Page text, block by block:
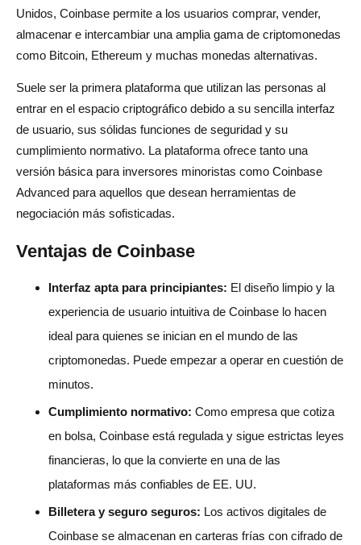
9. Accesibilidad geográfica
10. Opciones de retiro y depósito
Preguntas frecuentes sobre las alternativas de Coinbase
¿Cómo comprar criptomonedas sin Coinbase?
¿Cuál es la mejor alternativa a Coinbase?
¿Qué es más seguro que Coinbase?
Unidos, Coinbase permite a los usuarios comprar, vender,
almacenar e intercambiar una amplia gama de criptomonedas
como Bitcoin, Ethereum y muchas monedas alternativas.
Suele ser la primera plataforma que utilizan las personas al
entrar en el espacio criptográfico debido a su sencilla interfaz
de usuario, sus sólidas funciones de seguridad y su
cumplimiento normativo. La plataforma ofrece tanto una
versión básica para inversores minoristas como Coinbase
Advanced para aquellos que desean herramientas de
negociación más sofisticadas.
Ventajas de Coinbase
Interfaz apta para principiantes: El diseño limpio y la
experiencia de usuario intuitiva de Coinbase lo hacen
ideal para quienes se inician en el mundo de las
criptomonedas. Puede empezar a operar en cuestión de
minutos.
Cumplimiento normativo: Como empresa que cotiza
en bolsa, Coinbase está regulada y sigue estrictas leyes
financieras, lo que la convierte en una de las
plataformas más confiables de EE. UU.
Billetera y seguro seguros: Los activos digitales de
Coinbase se almacenan en carteras frías con cifrado de